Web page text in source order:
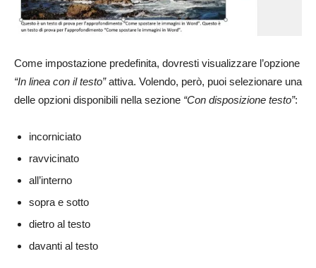
Come impostazione predefinita, dovresti visualizzare l’opzione
“In linea con il testo”attiva. Volendo, però, puoi selezionare una
delle opzioni disponibili nella sezione “Con disposizione testo”:
incorniciato
ravvicinato
all’interno
sopra e sotto
dietro al testo
davanti al testo